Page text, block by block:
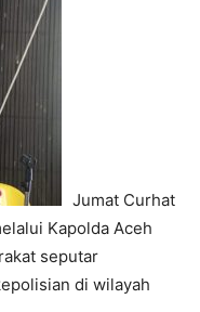
Jumat Curhat
Kapolda Aceh
seputar
di wilayah